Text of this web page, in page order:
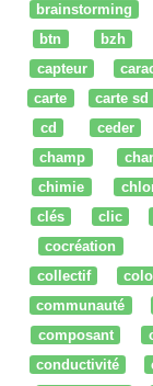
brainstorming
btn
bzh
capteur
carte
carte sd
cd
ceder
champ
chimie
clés
clic
cocréation
collectif
communauté
composant
conductivité